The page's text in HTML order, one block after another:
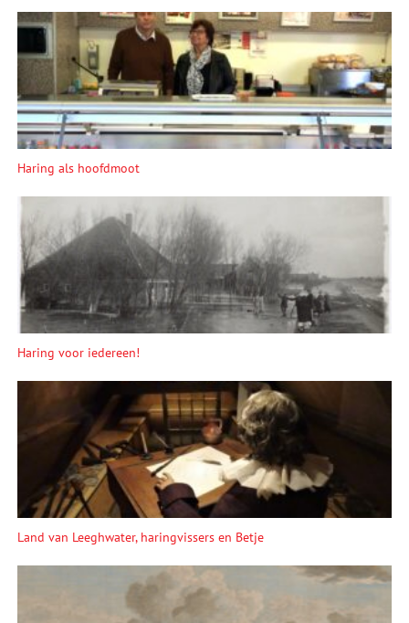
Haring als hoofdmoot
Haring voor iedereen!
Land van Leeghwater, haringvissers en Betje